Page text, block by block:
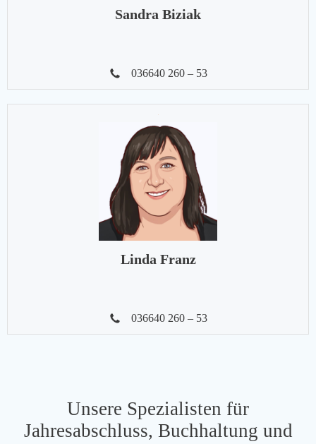
Sandra Biziak
036640 260 – 53
Linda Franz
036640 260 – 53
Unsere Spezialisten für
Jahresabschluss, Buchhaltung und